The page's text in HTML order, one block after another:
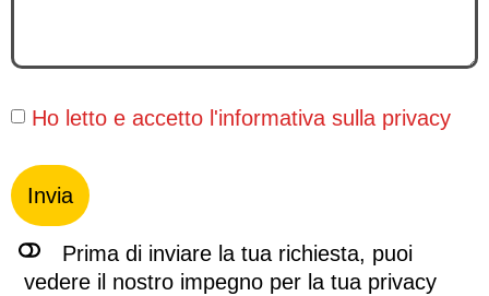
Ho letto e accetto l'informativa sulla privacy
Invia
Prima di inviare la tua richiesta, puoi
vedere il nostro impegno per la tua privacy